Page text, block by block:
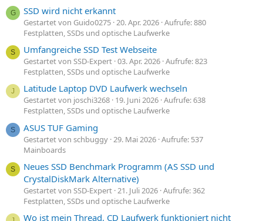
G SSD wird nicht erkannt
Gestartet von Guido0275 20. Apr. 2026 Aufrufe: 880
Festplatten, SSDs und optische Laufwerke
S Umfangreiche SSD Test Webseite
Gestartet von SSD-Expert 03. Apr. 2026 Aufrufe: 823
Festplatten, SSDs und optische Laufwerke
J Latitude Laptop DVD Laufwerk wechseln
Gestartet von joschi3268 19. Juni 2026 Aufrufe: 638
Festplatten, SSDs und optische Laufwerke
S ASUS TUF Gaming
Gestartet von schbuggy 29. Mai 2026 Aufrufe: 537
Mainboards
S
Neues SSD Benchmark Programm (AS SSD und
CrystalDiskMark Alternative)
Gestartet von SSD-Expert 21. Juli 2026 Aufrufe: 362
Festplatten, SSDs und optische Laufwerke
Wo ist mein Thread, CD Laufwerk funktioniert nicht